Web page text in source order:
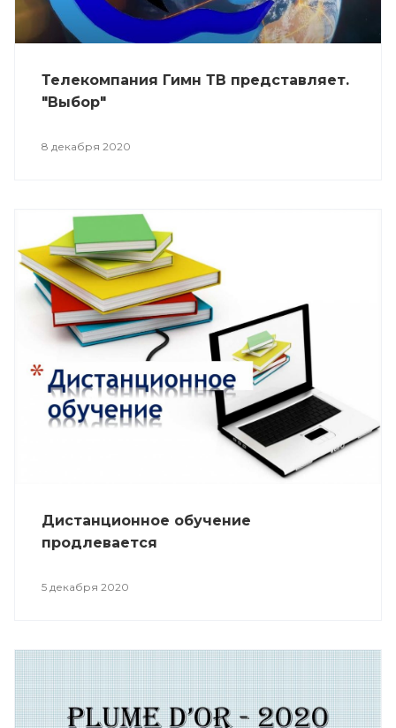
Телекомпания Гимн ТВ представляет.
"Выбор"
8 декабря 2020
Дистанционное обучение
продлевается
5 декабря 2020